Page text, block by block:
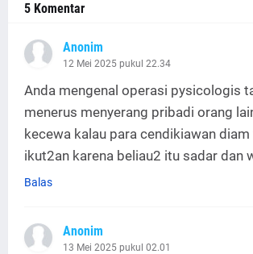
5 Komentar
Anonim
12 Mei 2025 pukul 22.34
Anda mengenal operasi pysicologis
menerus menyerang pribadi orang
kecewa kalau para cendikiawan
ikut2an karena beliau2 itu sadar dan
Balas
Anonim
13 Mei 2025 pukul 02.01